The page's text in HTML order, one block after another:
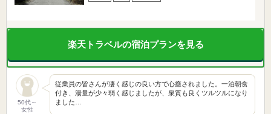
楽天トラベルの宿泊プランを見る
50代～
女性
従業員の皆さんが凄く感じの良い方で心癒されました。一泊朝食
付き、湯量が少々弱く感じましたが、泉質も良くツルツルになり
ました…